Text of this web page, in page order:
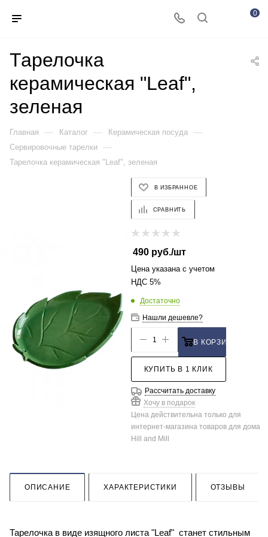
0
Тарелочка
керамическая "Leaf",
зеленая
Главная — Каталог — Керамическая посуда —
Сервировочные тарелки —
Тарелочка керамическая "Leaf", зеленая
В ИЗБРАННОЕ
СРАВНИТЬ
490руб./шт
Цена указана с учетом
НДС 5%
Достаточно
Нашли дешевле?
В КОРЗИНУ
КУПИТЬ В 1 КЛИК
Рассчитать доставку
Хочу в подарок
Цена действительна только для
интернет-магазина товаров для дома
Hill and Mill
ОПИСАНИЕ ХАРАКТЕРИСТИКИ ОТЗЫВЫ
Тарелочка в виде изящного листа "Leaf" станет стильным